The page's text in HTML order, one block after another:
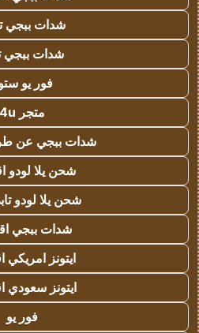
شدات ببجي
شدات ببجي
فور يو
متجر 4u
شدات ببجي عن
شحن يلا لودو
شحن يلا لودو
شدات ببجي
ايتونز
ايتونز سعودي
فور يو